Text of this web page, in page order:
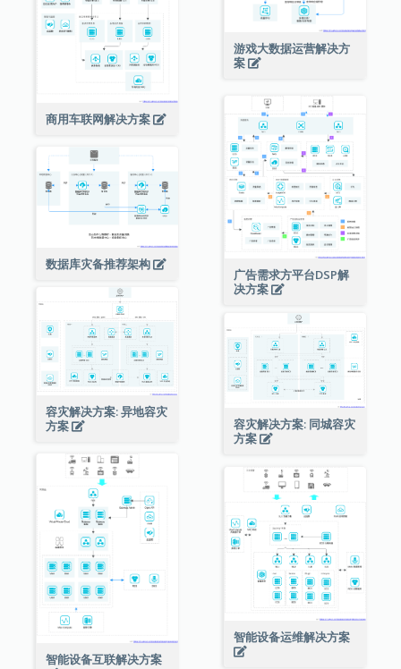
游戏大数据运营解决方
案
商用车联网解决方案
广告需求方平台DSP解
决方案
数据库灾备推荐架构
容灾解决方案: 异地容灾
方案
容灾解决方案: 同城容灾
方案
智能设备互联解决方案
智能设备运维解决方案